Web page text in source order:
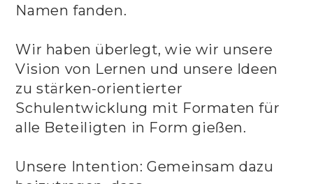
Namen fanden.
Wir haben überlegt, wie wir unsere
Vision von Lernen und unsere Ideen
zu stärken-orientierter
Schulentwicklung mit Formaten für
alle Beteiligten in Form gießen.
Unsere Intention: Gemeinsam dazu